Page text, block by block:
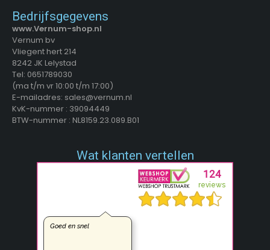
Bedrijfsgegevens
www.Vernum-shop.nl
Vernum bv
Vliegent hert 214
8242 JK Lelystad
Tel: 0651789030
(ma t/m vr 10:00 t/m 17:00)
E-mailadres: sales@vernum.nl
KvK-nummer : 39094449
BTW-nummer : NL8159.23.089.B01
Wat klanten vertellen